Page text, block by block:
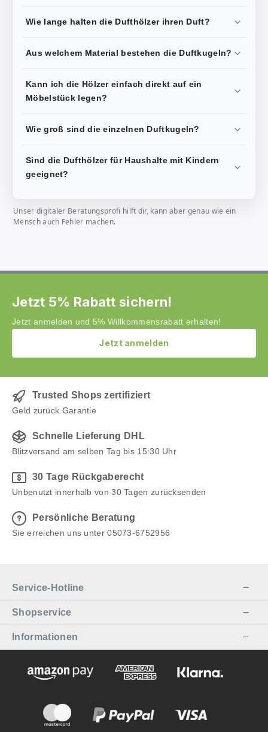
Wie lange halten die Dufthölzer ihren Duft?
Aus welchem Material bestehen die Duftkugeln?
Kann ich die Hölzer einfach direkt auf ein
Möbelstück legen?
Wie groß sind die einzelnen Duftkugeln?
Sind die Dufthölzer für Haushalte mit Kindern
geeignet?
Unser digitaler Beratungsprofi hilft dir, kann aber genau wie ein
Mensch auch Fehler machen.
Jetzt 5% Rabatt sichern!
Jetzt anmelden und 5% Willkommensrabatt erhalten!
Jetzt anmelden
Trusted Shops zertifiziert
Geld zurück Garantie
Schnelle Lieferung DHL
Blitzversand am selben Tag bis 15:30 Uhr
30 Tage Rückgaberecht
Unbenutzt innerhalb von 30 Tagen zurücksenden
Persönliche Beratung
Sie erreichen uns unter 05073-6752956
Service-Hotline
Shopservice
Informationen